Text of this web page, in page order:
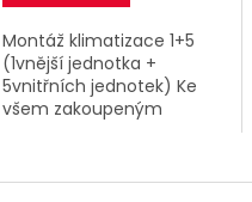
Montáž klimatizace 1+5
(1vnější jednotka +
5vnitřních jednotek) Ke
všem zakoupeným
přiobjednat nyní kompletní